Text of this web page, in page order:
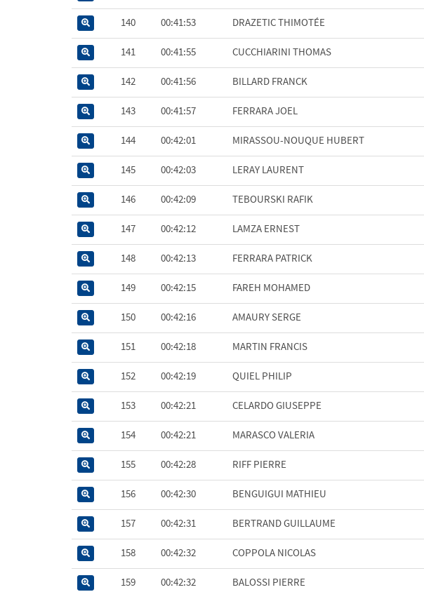
140 00:41:53 DRAZETIC THIMOTÉE
141 00:41:55 CUCCHIARINI THOMAS
142 00:41:56 BILLARD FRANCK
143 00:41:57 FERRARA JOEL
144 00:42:01 MIRASSOU-NOUQUE HUBERT
145 00:42:03 LERAY LAURENT
146 00:42:09 TEBOURSKI RAFIK
147 00:42:12 LAMZA ERNEST
148 00:42:13 FERRARA PATRICK
149 00:42:15 FAREH MOHAMED
150 00:42:16 AMAURY SERGE
151 00:42:18 MARTIN FRANCIS
152 00:42:19 QUIEL PHILIP
153 00:42:21 CELARDO GIUSEPPE
154 00:42:21 MARASCO VALERIA
155 00:42:28 RIFF PIERRE
156 00:42:30 BENGUIGUI MATHIEU
157 00:42:31 BERTRAND GUILLAUME
158 00:42:32 COPPOLA NICOLAS
159 00:42:32 BALOSSI PIERRE